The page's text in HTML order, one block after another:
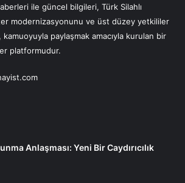
ile güncel bilgileri, Türk Silahlı
modernizasyonunu ve üst düzey yetkililer
kamuoyuyla paylaşmak amacıyla kurulan bir
platformudur.
Anlaşması: Yeni Bir Caydırıcılık